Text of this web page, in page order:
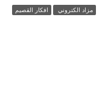
مزاد الكتروني افكار القصيم